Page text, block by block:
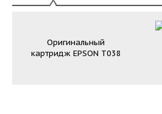
Оригинальный
картридж EPSON T038